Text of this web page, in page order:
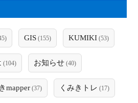
GIS (155) KUMIKI (53)
(104) お知らせ (40)
mapper (37) くみきトレ (17)